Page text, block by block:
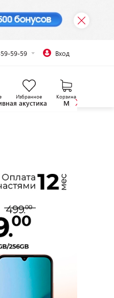
59-59 Вход
Избранное Корзина
акустика